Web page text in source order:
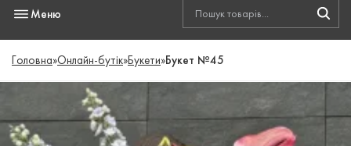
Меню
Головна»Онлайн-бутік»Букети»Букет №45